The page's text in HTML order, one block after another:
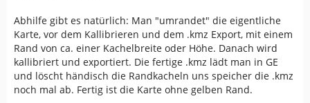
Abhilfe gibt es natürlich: Man "umrandet" die eigentliche
Karte, vor dem Kallibrieren und dem .kmz Export, mit einem
Rand von ca. einer Kachelbreite oder Höhe. Danach wird
kallibriert und exportiert. Die fertige .kmz lädt man in GE
und löscht händisch die Randkacheln uns speicher die .kmz
noch mal ab. Fertig ist die Karte ohne gelben Rand.